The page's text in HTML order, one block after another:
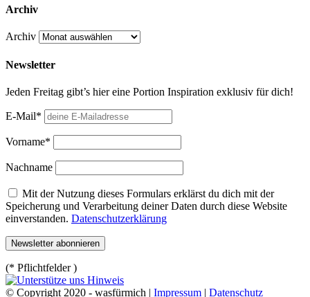
Archiv
Archiv
Newsletter
Jeden Freitag gibt’s hier eine Portion Inspiration exklusiv für dich!
E-Mail*
Vorname*
Nachname
Mit der Nutzung dieses Formulars erklärst du dich mit der
Speicherung und Verarbeitung deiner Daten durch diese Website
einverstanden. Datenschutzerklärung
(* Pflichtfelder )
© Copyright 2020 - wasfürmich | Impressum | Datenschutz